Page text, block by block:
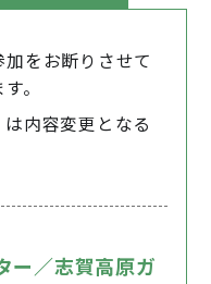
をお断りさせて
。
内容変更となる
ー／志賀高原ガ